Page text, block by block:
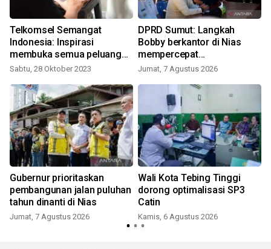
Telkomsel Semangat
Indonesia: Inspirasi
membuka semua peluang
kemajuan negeri
Sabtu, 28 Oktober 2023
DPRD Sumut: Langkah
Bobby berkantor di Nias
mempercepat
pembangunan
Jumat, 7 Agustus 2026
Gubernur prioritaskan
pembangunan jalan puluhan
tahun dinanti di Nias
Jumat, 7 Agustus 2026
Wali Kota Tebing Tinggi
dorong optimalisasi SP3
Catin
Kamis, 6 Agustus 2026